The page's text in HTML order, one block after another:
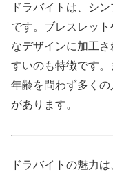
ドラバイトは、シ
です。ブレスレッ
なデザインに加工
すいのも特徴です
年齢を問わず多く
があります。
ドラバイトの魅力